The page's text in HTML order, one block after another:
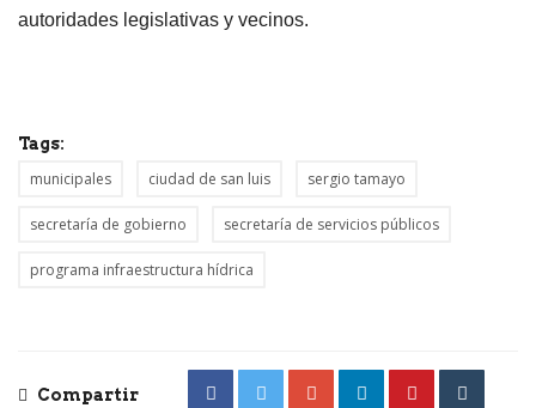
autoridades legislativas y vecinos.
Tags:
municipales ciudad de san luis sergio tamayo
secretaría de gobierno secretaría de servicios públicos
programa infraestructura hídrica
Compartir